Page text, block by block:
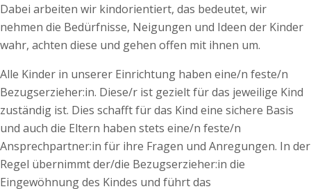
Dabei arbeiten wir kindorientiert, das bedeutet, wir
nehmen die Bedürfnisse, Neigungen und Ideen der Kinder
wahr, achten diese und gehen offen mit ihnen um.
Alle Kinder in unserer Einrichtung haben eine/n feste/n
Bezugserzieher:in. Diese/r ist gezielt für das jeweilige Kind
zuständig ist. Dies schafft für das Kind eine sichere Basis
und auch die Eltern haben stets eine/n feste/n
Ansprechpartner:in für ihre Fragen und Anregungen. In der
Regel übernimmt der/die Bezugserzieher:in die
Eingewöhnung des Kindes und führt das